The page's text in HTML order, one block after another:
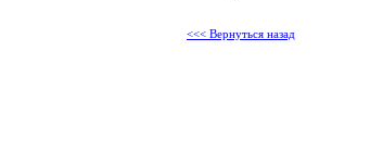
<<< Вернуться назад